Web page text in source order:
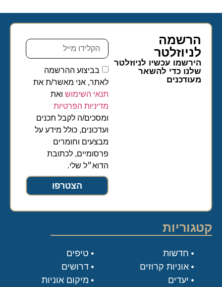
הרשמה
לניוזלטר​
הירשמו עכשיו לניוזלטר
שלנו כדי להשאר
מעודכנים
בביצוע ההרשמה
לאתר, אני מאשר/ת את
תנאי השימושואת
מדיניות הפרטיות
ומסכים/ה לקבל תכנים
ועדכונים, כולל מידע על
מבצעים וחומרים
פרסומיים, לכתובת
הדוא״ל שלי.
הצטרפו
קטגוריות
טיפים
דרושים
מיקום אוניות
חדשות
אוניות קרוזים
יעדים